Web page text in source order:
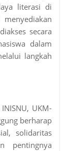
literasi di
secara
dalam
langkah
UKM-
berharap
solidaritas
pentingnya